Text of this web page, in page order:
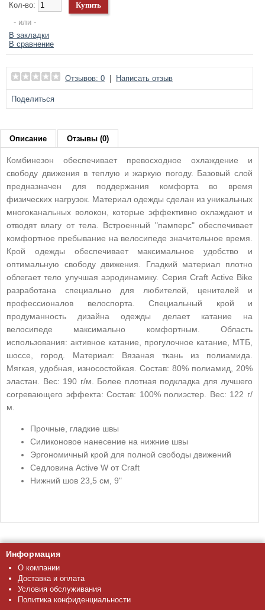
Кол-во:
- или -
В закладки
В сравнение
Отзывов: 0 Написать отзыв
Поделиться
Описание Отзывы (0)
Комбинезон обеспечивает превосходное охлаждение и
свободу движения в теплую и жаркую погоду. Базовый слой
предназначен для поддержания комфорта во время
физических нагрузок. Материал одежды сделан из уникальных
многоканальных волокон, которые эффективно охлаждают и
отводят влагу от тела. Встроенный "памперс" обеспечивает
комфортное пребывание на велосипеде значительное время.
Крой одежды обеспечивает максимальное удобство и
оптимальную свободу движения. Гладкий материал плотно
облегает тело улучшая аэродинамику. Серия Craft Active Bike
разработана специально для любителей, ценителей и
профессионалов велоспорта. Специальный крой и
продуманность дизайна одежды делает катание на
велосипеде максимально комфортным. Область
использования: активное катание, прогулочное катание, МТБ,
шоссе, город. Материал: Вязаная ткань из полиамида.
Мягкая, удобная, износостойкая. Состав: 80% полиамид, 20%
эластан. Вес: 190 г/м. Более плотная подкладка для лучшего
согревающего эффекта: Состав: 100% полиэстер. Вес: 122 г/
м.
Прочные, гладкие швы
Силиконовое нанесение на нижние швы
Эргономичный крой для полной свободы движений
Седловина Active W от Craft
Нижний шов 23,5 см, 9"
Информация
О компании
Доставка и оплата
Условия обслуживания
Политика конфиденциальности